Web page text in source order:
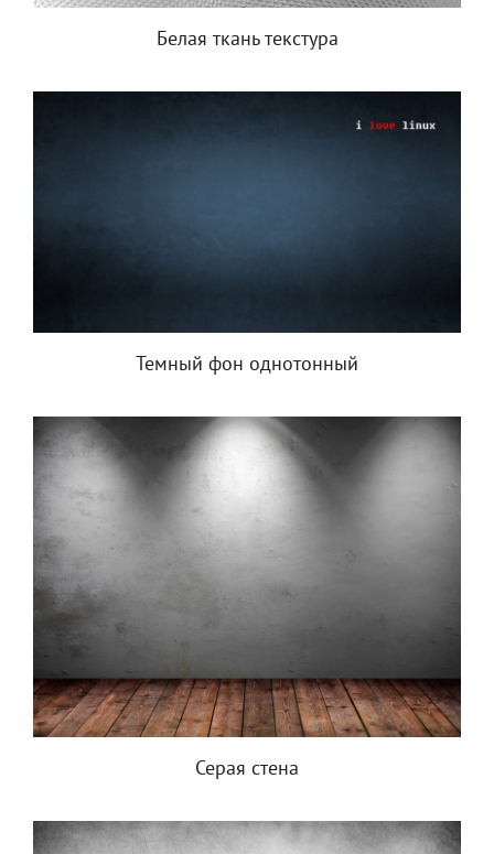
Белая ткань текстура
Темный фон однотонный
Серая стена